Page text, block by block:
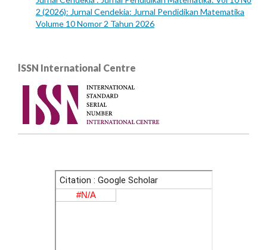
2 (2026): Jurnal Cendekia: Jurnal Pendidikan Matematika
Volume 10 Nomor 2 Tahun 2026
lSSN International Centre